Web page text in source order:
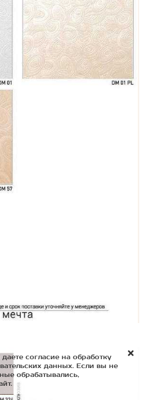
согласие на обработку
данных. Если вы не
обрабатывались,